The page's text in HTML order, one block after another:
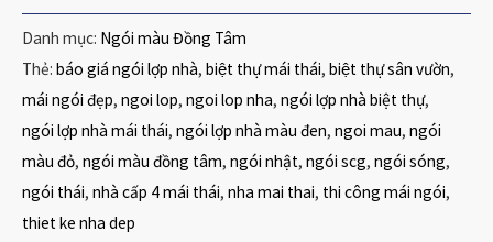
Danh mục: Ngói màu Đồng Tâm
Thẻ: báo giá ngói lợp nhà, biệt thự mái thái, biệt thự sân vườn,
mái ngói đẹp, ngoi lop, ngoi lop nha, ngói lợp nhà biệt thự,
ngói lợp nhà mái thái, ngói lợp nhà màu đen, ngoi mau, ngói
màu đỏ, ngói màu đồng tâm, ngói nhật, ngói scg, ngói sóng,
ngói thái, nhà cấp 4 mái thái, nha mai thai, thi công mái ngói,
thiet ke nha dep